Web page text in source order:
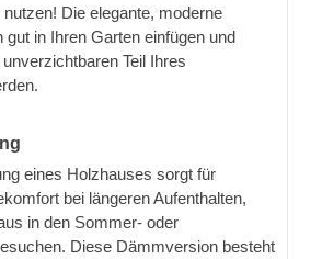
Die elegante, moderne
gut in Ihren Garten einfügen und
Teil Ihres
eines Holzhauses sorgt für
bei längeren Aufenthalten,
in den Sommer- oder
Diese Dämmversion besteht